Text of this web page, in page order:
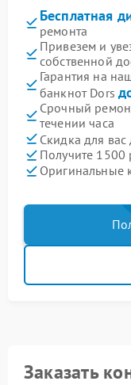
Бесплатная
ремонта
Привезем и
собственной
Гарантия на
банкнот Dors
Срочный
течении часа
Скидка для вас
Получите 1500
Оригинальные
Заказать